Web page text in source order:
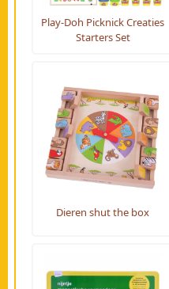
Play-Doh Picknick Creaties
Starters Set
Dieren shut the box